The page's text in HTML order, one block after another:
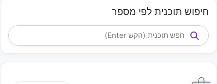
חיפוש תוכנית לפי מספר